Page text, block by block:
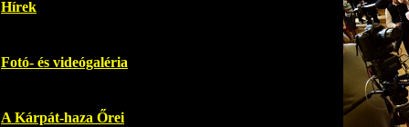
Hírek
Fotó- és videógaléria
A Kárpát-haza Őrei